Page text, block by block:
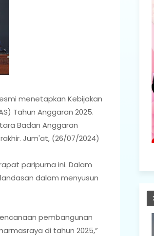
menetapkan Kebijakan
Tahun Anggaran 2025.
Badan Anggaran
Jum'at, (26/07/2024)
paripurna ini. Dalam
dalam menyusun
pembangunan
di tahun 2025,”